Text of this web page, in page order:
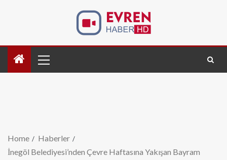
Home
Haberler
İnegöl Belediyesi’nden Çevre Haftasına Yakışan Bayram